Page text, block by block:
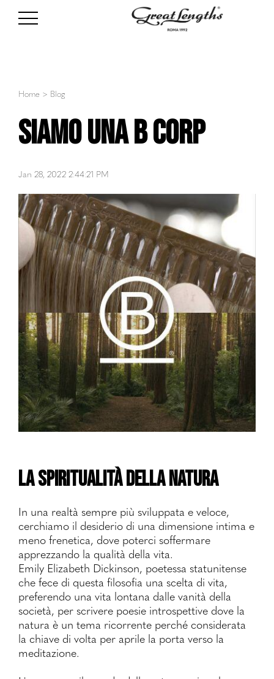
Home > Blog
Siamo una B Corp
Jan 28, 2022 2:44:21 PM
La spiritualità della Natura
In una realtà sempre più sviluppata e veloce,
cerchiamo il desiderio di una dimensione intima e
meno frenetica, dove poterci soffermare
apprezzando la qualità della vita.
Emily Elizabeth Dickinson, poetessa statunitense
che fece di questa filosofia una scelta di vita,
preferendo una vita lontana dalle vanità della
società, per scrivere poesie introspettive dove la
natura è un tema ricorrente perché considerata
la chiave di volta per aprile la porta verso la
meditazione.